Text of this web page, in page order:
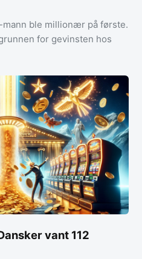
mann ble millionær på første.
for gevinsten hos
vant 112